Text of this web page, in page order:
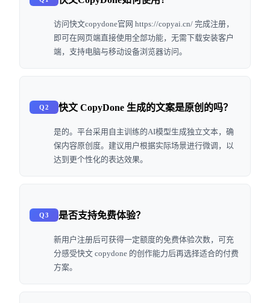
访问快文copydone官网 https://copyai.cn/ 完成注册，
即可在网页端直接使用全部功能，无需下载安装客户
端，支持电脑与移动设备浏览器访问。
Q2 快文 CopyDone 生成的文案是原创的吗？
是的。平台采用自主训练的AI模型生成独立文本，确
保内容原创度。建议用户根据实际场景进行微调，以
达到更个性化的表达效果。
Q3 是否支持免费体验？
新用户注册后可获得一定额度的免费体验次数，可充
分感受快文 copydone 的创作能力后再选择适合的付费
方案。